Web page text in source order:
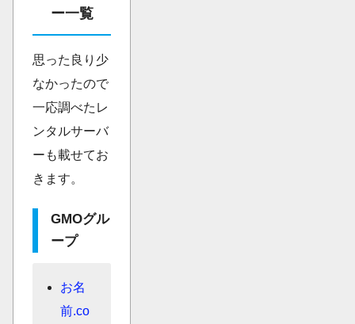
ー一覧
思った良り少
なかったので
一応調べたレ
ンタルサーバ
ーも載せてお
きます。
GMOグル
ープ
お名
前.co